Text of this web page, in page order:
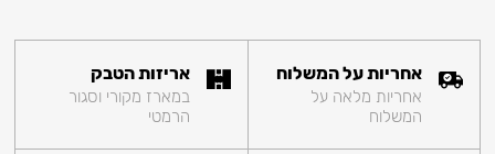
אחריות על המשלוח
אחריות מלאה על
המשלוח
אריזות הטבק
במארז מקורי וסגור
הרמטי